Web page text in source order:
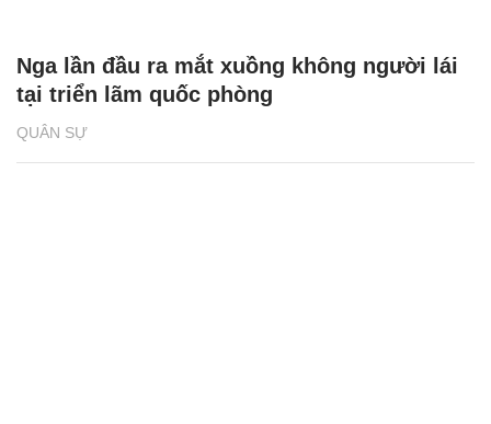
QUÂN SỰ
Nga lần đầu ra mắt xuồng không người lái
tại triển lãm quốc phòng